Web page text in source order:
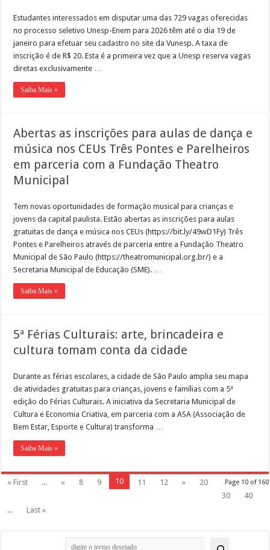
Estudantes interessados em disputar uma das 729 vagas oferecidas
no processo seletivo Unesp-Enem para 2026 têm até o dia 19 de
janeiro para efetuar seu cadastro no site da Vunesp. A taxa de
inscrição é de R$ 20. Esta é a primeira vez que a Unesp reserva vagas
diretas exclusivamente …
Saiba Mais »
Abertas as inscrições para aulas de dança e
música nos CEUs Três Pontes e Parelheiros
em parceria com a Fundação Theatro
Municipal
Tem novas oportunidades de formação musical para crianças e
jovens da capital paulista. Estão abertas as inscrições para aulas
gratuitas de dança e música nos CEUs (https://bit.ly/49wD1Fy) Três
Pontes e Parelheiros através de parceria entre a Fundação Theatro
Municipal de São Paulo (https://theatromunicipal.org.br/) e a
Secretaria Municipal de Educação (SME). …
Saiba Mais »
5ª Férias Culturais: arte, brincadeira e
cultura tomam conta da cidade
Durante as férias escolares, a cidade de São Paulo amplia seu mapa
de atividades gratuitas para crianças, jovens e famílias com a 5ª
edição do Férias Culturais. A iniciativa da Secretaria Municipal de
Cultura e Economia Criativa, em parceria com a ASA (Associação de
Bem Estar, Esporte e Cultura) transforma …
Saiba Mais »
Page 10 of 160
« First ... « 8 9 10 11 12 »
20
30
40
...
Last »